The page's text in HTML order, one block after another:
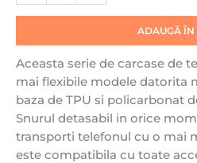
Bumper
Transparenta
cu
Verde
ADAUGĂ ÎN
Aceasta serie de carcase de
mai flexibile modele datorita
baza de TPU si policarbonat
Snurul detasabil in orice
transporti telefonul cu o mai
este compatibila cu toate